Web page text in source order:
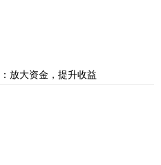
放大资金，提升收益